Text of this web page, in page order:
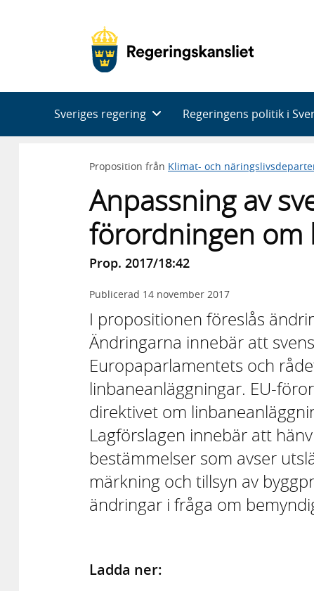
Sveriges regering Regeringens politik i
Proposition från Klimat- och
Anpassning av
förordningen om
Prop. 2017/18:42
Publicerad 14 november 2017
I propositionen föreslås
Ändringarna innebär att
Europaparlamentets och
linbaneanläggningar. EU-
direktivet om
Lagförslagen innebär att
bestämmelser som avser
märkning och tillsyn av
ändringar i fråga om
Ladda ner: